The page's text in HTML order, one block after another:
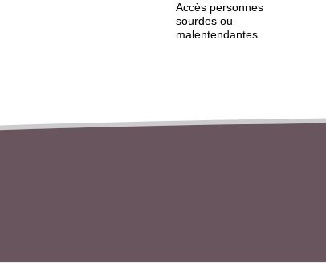
Accès personnes
sourdes ou
malentendantes